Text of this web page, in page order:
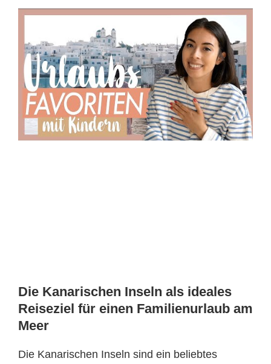
Die Kanarischen Inseln als ideales
Reiseziel für einen Familienurlaub am
Meer
Die Kanarischen Inseln sind ein beliebtes